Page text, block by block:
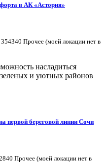
в АК «Астория»
Прочее (моей локации нет в
насладиться
и уютных районов
первой береговой линии Сочи
Прочее (моей локации нет в